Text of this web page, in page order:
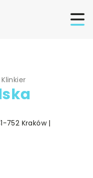
752 Kraków |